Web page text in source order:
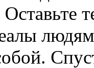
Оставьте